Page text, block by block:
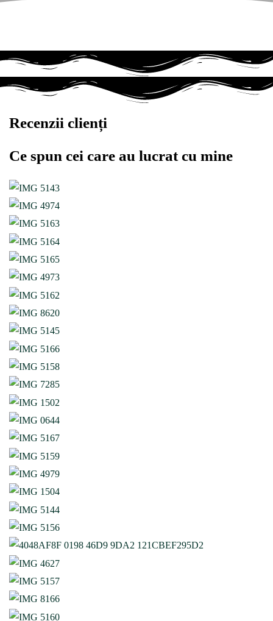
Recenzii clienți
Ce spun cei care au lucrat cu mine